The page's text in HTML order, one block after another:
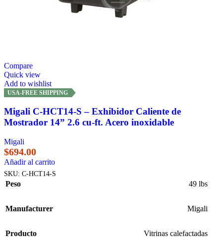
Compare
Quick view
Add to wishlist
USA-FREE SHIPPING
Migali C-HCT14-S – Exhibidor Caliente de
Mostrador 14” 2.6 cu-ft. Acero inoxidable
Migali
$694.00
Añadir al carrito
SKU: C-HCT14-S
Peso 49 lbs
Manufacturer Migali
Producto Vitrinas calefactadas